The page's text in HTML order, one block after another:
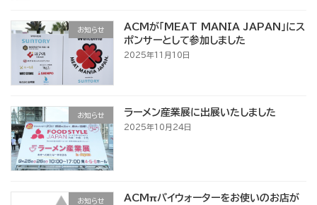
お知らせ
ACMが「MEAT MANIA JAPAN」にス
ポンサーとして参加しました
2025年11月10日
お知らせ ラーメン産業展に出展いたしました
2025年10月24日
お知らせ
ACMπパイウォーターをお使いのお店が